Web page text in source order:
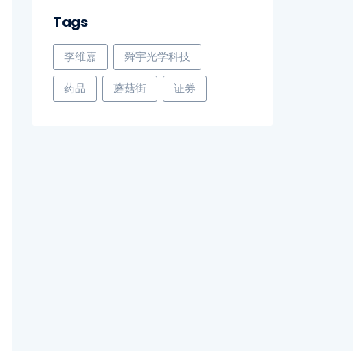
Tags
李维嘉 舜宇光学科技
药品 蘑菇街 证券